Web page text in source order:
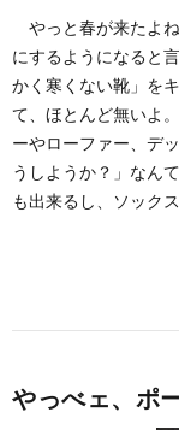
やっと春が来たよ
にするようになると
かく寒くない靴」を
て、ほとんど無いよ
ーやローファー、デ
うしようか？」なん
も出来るし、ソック
やっべェ、ポ